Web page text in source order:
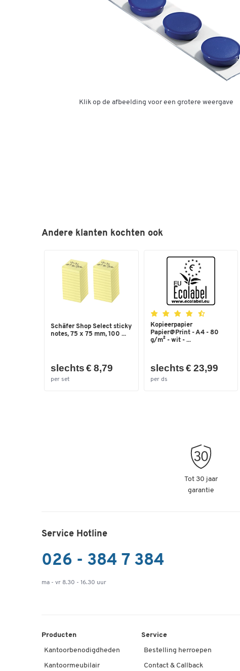
Klik op de afbeelding voor een grotere weergave
Andere klanten kochten ook
Schäfer Shop Select sticky
notes, 75 x 75 mm, 100 ...
slechts € 8,79
per set
Kopieerpapier
Papier@Print - A4 - 80
g/m² - wit - ...
slechts € 23,99
per ds
Tot 30 jaar
garantie
Service Hotline
026 - 384 7 384
ma - vr 8.30 - 16.30 uur
Producten
Kantoorbenodigdheden
Kantoormeubilair
Service
Bestelling herroepen
Contact & Callback